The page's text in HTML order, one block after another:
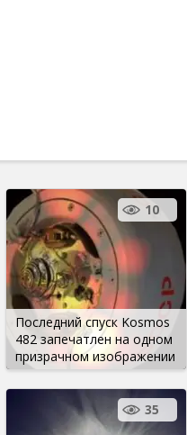
Последний спуск Kosmos
482 запечатлен на одном
призрачном изображении
10
35